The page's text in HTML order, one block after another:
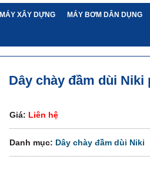
MÁY XÂY DỰNG MÁY BƠM DÂN DỤNG
Dây chày đầm dùi Niki
Giá: Liên hệ
Danh mục: Dây chày đầm dùi Niki